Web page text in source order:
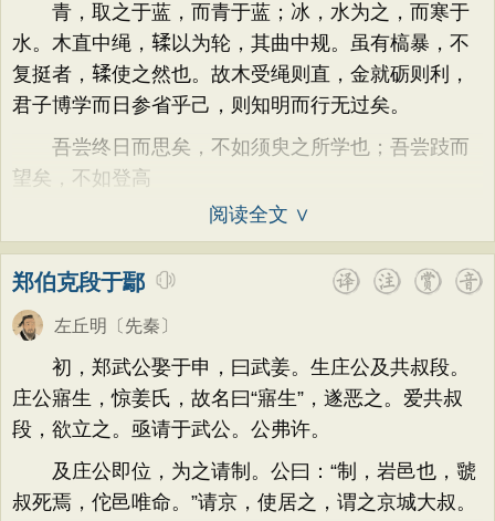
青，取之于蓝，而青于蓝；冰，水为之，而寒于
水。木直中绳，𫐓以为轮，其曲中规。虽有槁暴，不
复挺者，𫐓使之然也。故木受绳则直，金就砺则利，
君子博学而日参省乎己，则知明而行无过矣。
吾尝终日而思矣，不如须臾之所学也；吾尝跂而
望矣，不如登高
阅读全文 ∨
郑伯克段于鄢
左丘明 〔先秦〕
初，郑武公娶于申，曰武姜。生庄公及共叔段。
庄公寤生，惊姜氏，故名曰“寤生”，遂恶之。爱共叔
段，欲立之。亟请于武公。公弗许。
及庄公即位，为之请制。公曰：“制，岩邑也，虢
叔死焉，佗邑唯命。”请京，使居之，谓之京城大叔。